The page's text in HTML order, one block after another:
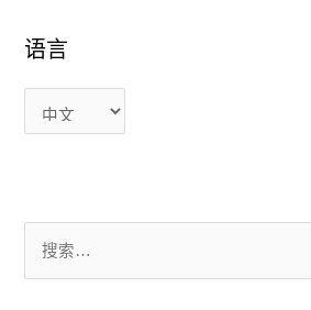
语言
言
言